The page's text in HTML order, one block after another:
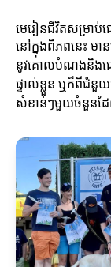
មេរៀនជីវិតសម្រា
នៅក្នុងពិភពនេះ ម
នូវគោលបំណងនិងជ
ផ្ទាល់ខ្លួន ឬក៏ពីជំនួយ
សំខាន់ៗមួយចំនួនដ